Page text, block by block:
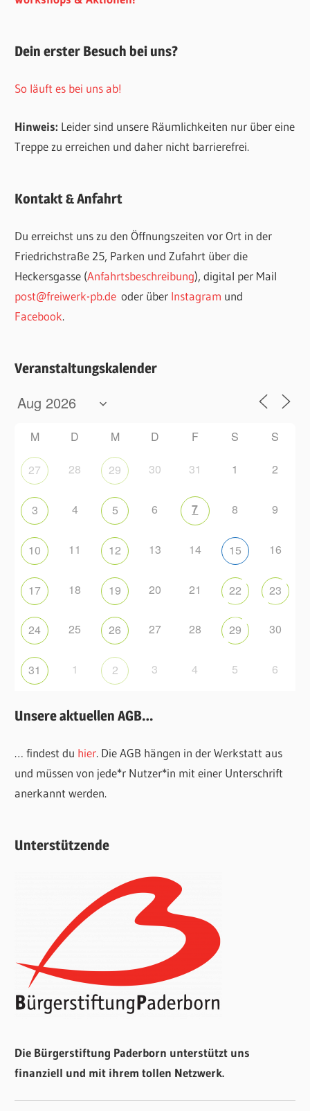
Dein erster Besuch bei uns?
So läuft es bei uns ab!
Hinweis: Leider sind unsere Räumlichkeiten nur über eine
Treppe zu erreichen und daher nicht barrierefrei.
Kontakt & Anfahrt
Du erreichst uns zu den Öffnungszeiten vor Ort in der
Friedrichstraße 25, Parken und Zufahrt über die
Heckersgasse (Anfahrtsbeschreibung), digital per Mail
post@freiwerk-pb.de oder über Instagram und
Facebook.
Veranstaltungskalender
M D M D F S S
27 28 29 30 31 1 2
3 4 5 6 7 8 9
10 11 12 13 14 15 16
17 18 19 20 21 22 23
24 25 26 27 28 29 30
31 1 2 3 4 5 6
Unsere aktuellen AGB…
… findest du hier. Die AGB hängen in der Werkstatt aus
und müssen von jede*r Nutzer*in mit einer Unterschrift
anerkannt werden.
Unterstützende
Die Bürgerstiftung Paderborn unterstützt uns
finanziell und mit ihrem tollen Netzwerk.